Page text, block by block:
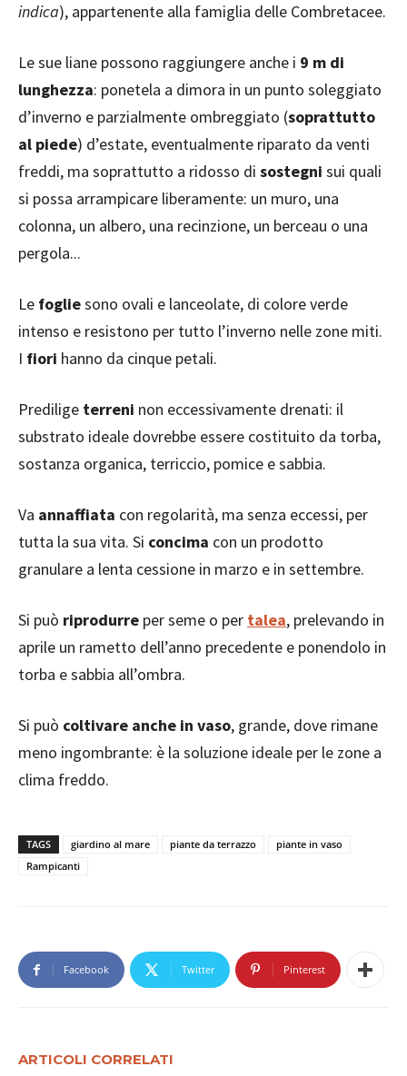
indica), appartenente alla famiglia delle Combretacee.
Le sue liane possono raggiungere anche i 9 m di
lunghezza: ponetela a dimora in un punto soleggiato
d’inverno e parzialmente ombreggiato (soprattutto
al piede) d’estate, eventualmente riparato da venti
freddi, ma soprattutto a ridosso di sostegni sui quali
si possa arrampicare liberamente: un muro, una
colonna, un albero, una recinzione, un berceau o una
pergola...
Le fogliesono ovali e lanceolate, di colore verde
intenso e resistono per tutto l’inverno nelle zone miti.
I fiori hanno da cinque petali.
Predilige terreni non eccessivamente drenati: il
substrato ideale dovrebbe essere costituito da torba,
sostanza organica, terriccio, pomice e sabbia.
Va annaffiata con regolarità, ma senza eccessi, per
tutta la sua vita. Si concima con un prodotto
granulare a lenta cessione in marzo e in settembre.
Si può riprodurre per seme o per talea, prelevando in
aprile un rametto dell’anno precedente e ponendolo in
torba e sabbia all’ombra.
Si può coltivare anche in vaso, grande, dove rimane
meno ingombrante: è la soluzione ideale per le zone a
clima freddo.
TAGS giardino al mare piante da terrazzo
piante in vaso
Rampicanti
Facebook Twitter Pinterest
ARTICOLI CORRELATI